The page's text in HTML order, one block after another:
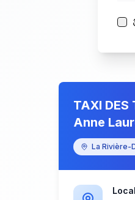
TAXI DES
Anne
La Rivière-